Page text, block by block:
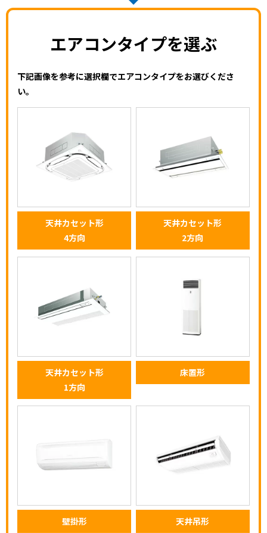
エアコンタイプを選ぶ
下記画像を参考に選択欄でエアコンタイプをお選びくださ
い。
天井カセット形
4方向
天井カセット形
2方向
天井カセット形
1方向
床置形
壁掛形 天井吊形